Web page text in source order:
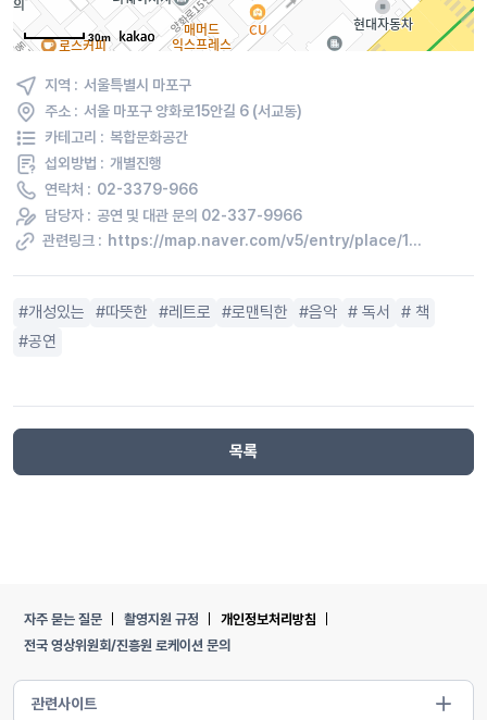
30m
지역 : 서울특별시 마포구
주소 : 서울 마포구 양화로15안길 6 (서교동)
카테고리 : 복합문화공간
섭외방법 : 개별진행
연락처 : 02-3379-966
담당자 : 공연 및 대관 문의 02-337-9966
관련링크 :
https://map.naver.com/v5/entry/place/1933483702?lng=126.9188405&lat=37.5544716&placePath=%2Fhome%3Fentry=plt&c=15,0,0,0,dh
개성있는 따뜻한 레트로 로맨틱한 음악 독서
책
공연
목록
자주 묻는 질문 촬영지원 규정
개인정보처리방침
전국 영상위원회/진흥원 로케이션 문의